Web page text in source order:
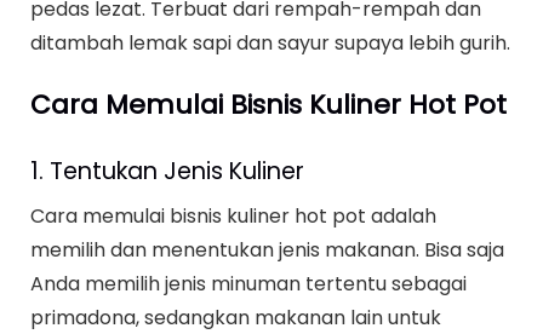
pedas lezat. Terbuat dari rempah-rempah dan
ditambah lemak sapi dan sayur supaya lebih gurih.
Cara Memulai Bisnis Kuliner Hot Pot
1. Tentukan Jenis Kuliner
Cara memulai bisnis kuliner hot pot adalah
memilih dan menentukan jenis makanan. Bisa saja
Anda memilih jenis minuman tertentu sebagai
primadona, sedangkan makanan lain untuk